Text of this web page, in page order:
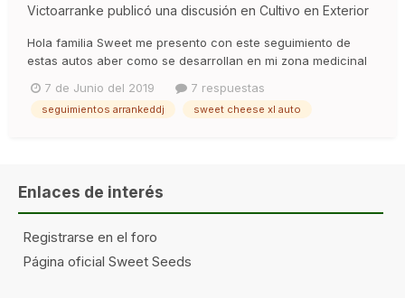
Victoarranke publicó una discusión en Cultivo en Exterior
Hola familia Sweet me presento con este seguimiento de
estas autos aber como se desarrollan en mi zona medicinal
Arrankeddj
7 de Junio del 2019 7 respuestas
seguimientos arrankeddj sweet cheese xl auto
Enlaces de interés
Registrarse en el foro
Página oficial Sweet Seeds